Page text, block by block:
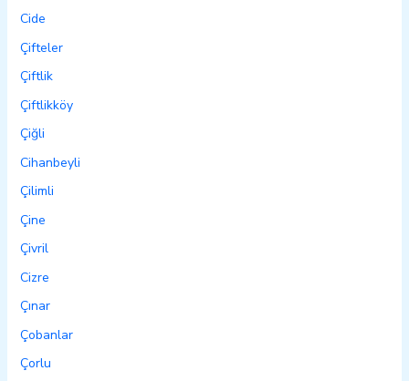
Cide
Çifteler
Çiftlik
Çiftlikköy
Çiğli
Cihanbeyli
Çilimli
Çine
Çivril
Cizre
Çınar
Çobanlar
Çorlu